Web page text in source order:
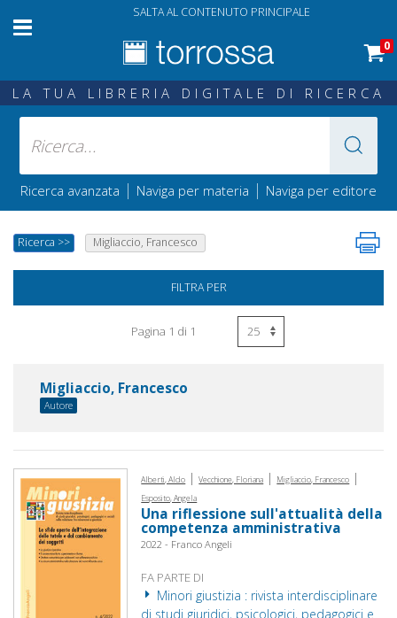
SALTA AL CONTENUTO PRINCIPALE
0
LA TUA LIBRERIA DIGITALE DI RICERCA
Ricerca avanzata | Naviga per materia | Naviga per editore
Ricerca >> Migliaccio, Francesco
FILTRA PER
Pagina 1 di 1
Migliaccio, Francesco
Autore
Alberti, Aldo | Vecchione, Floriana | Migliaccio, Francesco |
Esposito, Angela
Una riflessione sull'attualità della
competenza amministrativa
2022 - Franco Angeli
FA PARTE DI
Minori giustizia : rivista interdisciplinare
di studi giuridici, psicologici, pedagogici e